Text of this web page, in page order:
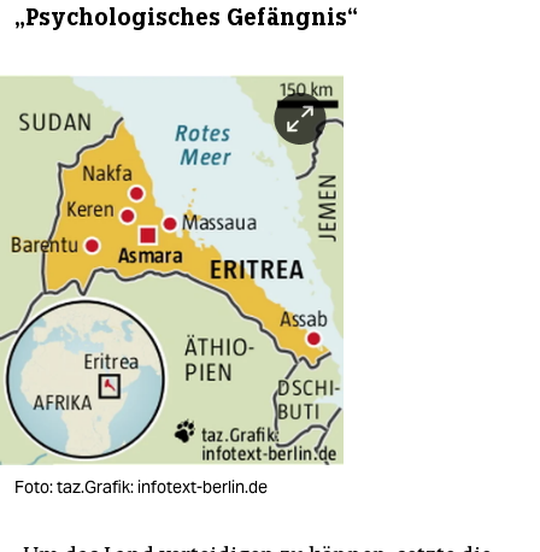
„Psychologisches Gefängnis“
Foto: taz.Grafik: infotext-berlin.de